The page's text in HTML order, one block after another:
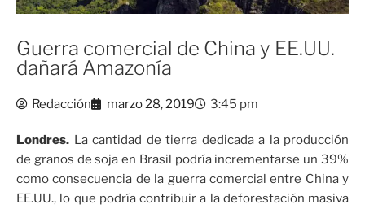
Guerra comercial de China y EE.UU.
dañará Amazonía
Redacción marzo 28, 2019 3:45 pm
Londres. La cantidad de tierra dedicada a la producción
de granos de soja en Brasil podría incrementarse un 39%
como consecuencia de la guerra comercial entre China y
EE.UU., lo que podría contribuir a la deforestación masiva